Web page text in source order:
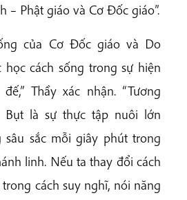
– Phật giáo và Cơ Đốc giáo”.
của Cơ Đốc giáo và Do
học cách sống trong sự hiện
Thầy xác nhận. “Tương
Bụt là sự thực tập nuôi lớn
sâu sắc mỗi giây phút trong
linh. Nếu ta thay đổi cách
cách suy nghĩ, nói năng